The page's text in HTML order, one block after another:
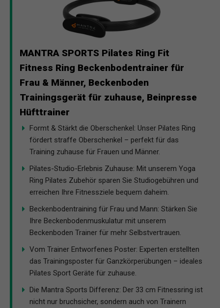
MANTRA SPORTS Pilates Ring Fit
Fitness Ring Beckenbodentrainer für
Frau & Männer, Beckenboden
Trainingsgerät für zuhause, Beinpresse
Hüfttrainer
Formt & Stärkt die Oberschenkel: Unser Pilates Ring
fördert straffe Oberschenkel – perfekt für das
Training zuhause für Frauen und Männer.
Pilates-Studio-Erlebnis Zuhause: Mit unserem Yoga
Ring Pilates Zubehör sparen Sie Studiogebühren und
erreichen Ihre Fitnessziele bequem daheim.
Beckenbodentraining für Frau und Mann: Stärken Sie
Ihre Beckenbodenmuskulatur mit unserem
Beckenboden Trainer für mehr Selbstvertrauen.
Vom Trainer Entworfenes Poster: Experten erstellten
das Trainingsposter für Ganzkörperübungen – ideales
Pilates Sport Geräte für zuhause.
Die Mantra Sports Differenz: Der 33 cm Fitnessring ist
nicht nur bruchsicher, sondern auch von Trainern